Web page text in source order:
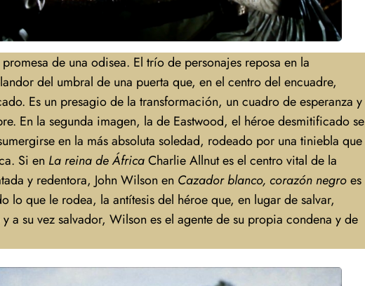
de una odisea. El trío de personajes reposa en la
del umbral de una puerta que, en el centro del encuadre,
Es un presagio de la transformación, un cuadro de esperanza y
En la segunda imagen, la de Eastwood, el héroe desmitificado se
en la más absoluta soledad, rodeado por una tiniebla que
Si en La reina de ÁfricaCharlie Allnut es el centro vital de la
y redentora, John Wilson en Cazador blanco, corazón negroes
lo que le rodea, la antítesis del héroe que, en lugar de salvar,
a su vez salvador, Wilson es el agente de su propia condena y de